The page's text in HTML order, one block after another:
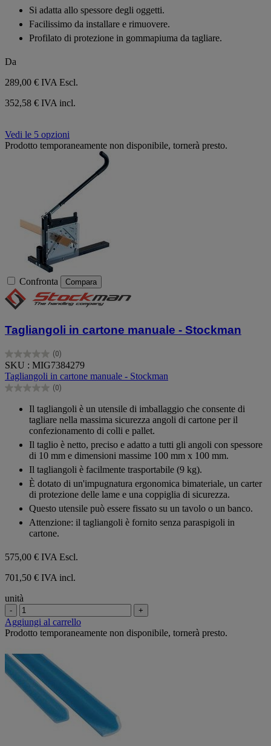
stelle.
Si adatta allo spessore degli oggetti.
Facilissimo da installare e rimuovere.
Profilato di protezione in gommapiuma da tagliare.
Da
289,00 € IVA Escl.
352,58 € IVA incl.
Vedi le 5 opzioni
Prodotto temporaneamente non disponibile, tornerà presto.
Confronta Compara
Tagliangoli in cartone manuale - Stockman
(0)
0.0
su
5
stelle.
SKU : MIG7384279
Tagliangoli in cartone manuale - Stockman
(0)
0.0
Il tagliangoli è un utensile di imballaggio che consente di
tagliare nella massima sicurezza angoli di cartone per il
confezionamento di colli e pallet.
Il taglio è netto, preciso e adatto a tutti gli angoli con spessore
di 10 mm e dimensioni massime 100 mm x 100 mm.
Il tagliangoli è facilmente trasportabile (9 kg).
È dotato di un'impugnatura ergonomica bimateriale, un carter
di protezione delle lame e una coppiglia di sicurezza.
Questo utensile può essere fissato su un tavolo o un banco.
Attenzione: il tagliangoli è fornito senza paraspigoli in
cartone.
575,00 € IVA Escl.
701,50 € IVA incl.
unità
- +
Aggiungi al carrello
Prodotto temporaneamente non disponibile, tornerà presto.